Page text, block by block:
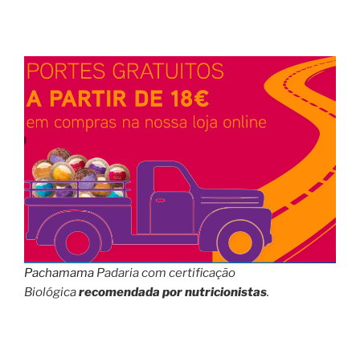
Pachamama Padaria com certificação
Biológicarecomendada por nutricionistas.